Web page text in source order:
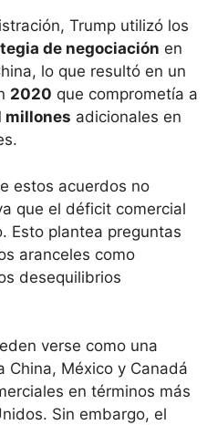
Trump utilizó los
de negociación en
lo que resultó en un
2020 que comprometía a
millones adicionales en
estos acuerdos no
que el déficit comercial
Esto plantea preguntas
aranceles como
desequilibrios
verse como una
China, México y Canadá
en términos más
Sin embargo, el